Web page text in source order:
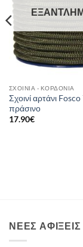
ΣΧΟΙΝΙΆ - ΚΟΡΔΌΝΙΑ
Σχοινί αρτάνι
πράσινο
17.90€
ΝΈΕΣ ΑΦΊΞΕΙΣ